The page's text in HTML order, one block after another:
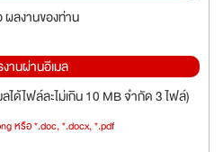
ผลงานของท่าน
านผ่านอีเมล
ด้ไฟล์ละไม่เกิน 10 MB จำกัด 3 ไฟล์)
หรือ *.doc, *.docx, *.pdf